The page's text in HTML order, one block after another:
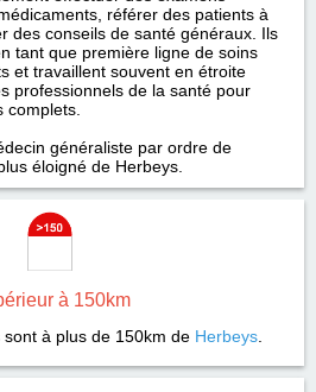
référer des patients à
des conseils de santé généraux. Ils
tant que première ligne de soins
et travaillent souvent en étroite
professionnels de la santé pour
complets.
généraliste par ordre de
éloigné de Herbeys.
à 150km
à plus de 150km de Herbeys